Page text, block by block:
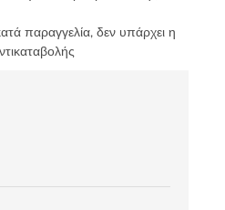
παραγγελία, δεν υπάρχει η